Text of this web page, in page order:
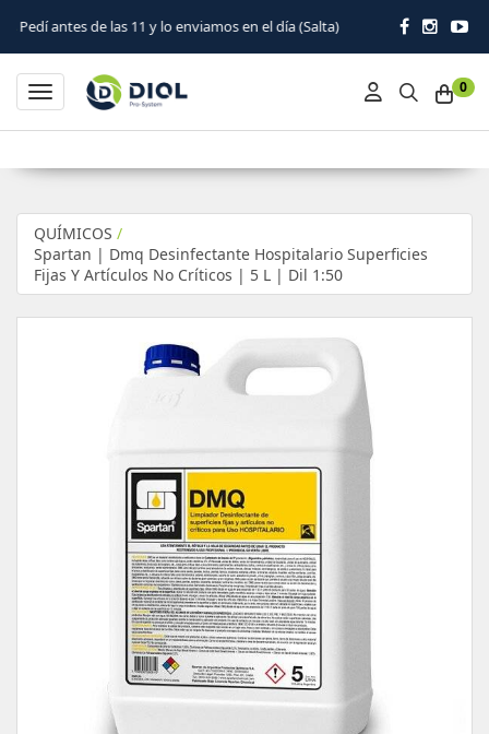
de las 11 y lo enviamos en el día (Salta)
0
Toggle navigation
QUÍMICOS /
Spartan | Dmq Desinfectante Hospitalario Superficies
Fijas Y Artículos No Críticos | 5 L | Dil 1:50